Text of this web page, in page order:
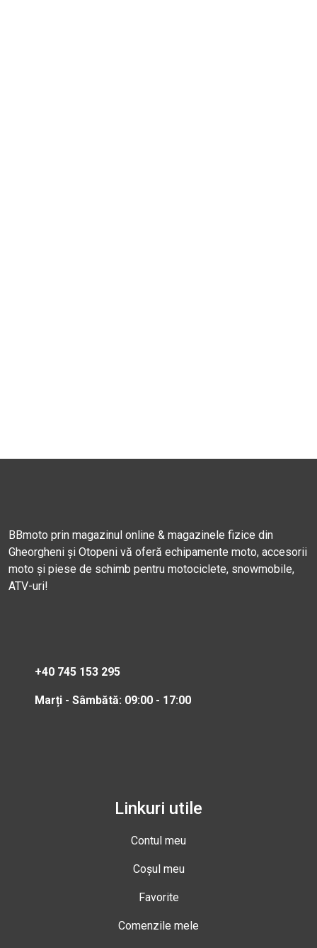
BBmoto prin magazinul online & magazinele fizice din
Gheorgheni și Otopeni vă oferă echipamente moto, accesorii
moto și piese de schimb pentru motociclete, snowmobile,
ATV-uri!
+40 745 153 295
Marți - Sâmbătă: 09:00 - 17:00
Linkuri utile
Contul meu
Coșul meu
Favorite
Comenzile mele